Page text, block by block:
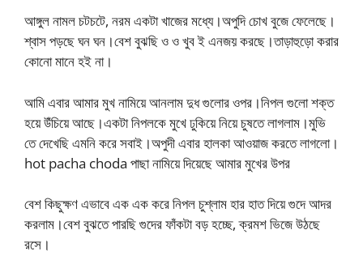
আঙ্গুল নামল চটচটে, নরম একটা খাজের মধ্যে।অপুদি চোখ বুজে ফেলেছে।
শ্বাস পড়ছে ঘন ঘন।বেশ বুঝছি ও ও খুব ই এনজয় করছে।তাড়াহুড়ো করার
কোনো মানে হই না।
আমি এবার আমার মুখ নামিয়ে আনলাম দুধ গুলোর ওপর।নিপল গুলো শক্ত
হয়ে উঁচিয়ে আছে।একটা নিপলকে মুখে ঢুকিয়ে নিয়ে চুষতে লাগলাম।মুভি
তে দেখেছি এমনি করে সবাই।অপুদী এবার হালকা আওয়াজ করতে লাগলো।
hot pacha choda পাছা নামিয়ে দিয়েছে আমার মুখের উপর
বেশ কিছুক্ষণ এভাবে এক এক করে নিপল চুশ্লাম হার হাত দিয়ে গুদে আদর
করলাম।বেশ বুঝতে পারছি গুদের ফাঁকটা বড় হচ্ছে, ক্রমশ ভিজে উঠছে
রসে।